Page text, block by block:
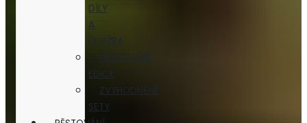
DÍLY
A
ÚDRŽBA
LIMITOVANÉ
EDICE
ZVÝHODNĚNÉ
SETY